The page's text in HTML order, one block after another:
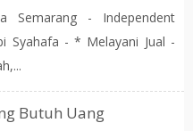
Semarang - Independent
Syahafa - * Melayani Jual -
Butuh Uang